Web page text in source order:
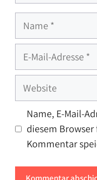
Name
Adresse
Website
Name, E-Mail-
diesem
Kommentar